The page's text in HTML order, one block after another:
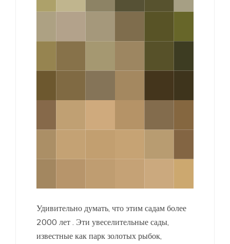
Удивительно думать, что этим садам более
2000 лет . Эти увеселительные сады,
известные как парк золотых рыбок,